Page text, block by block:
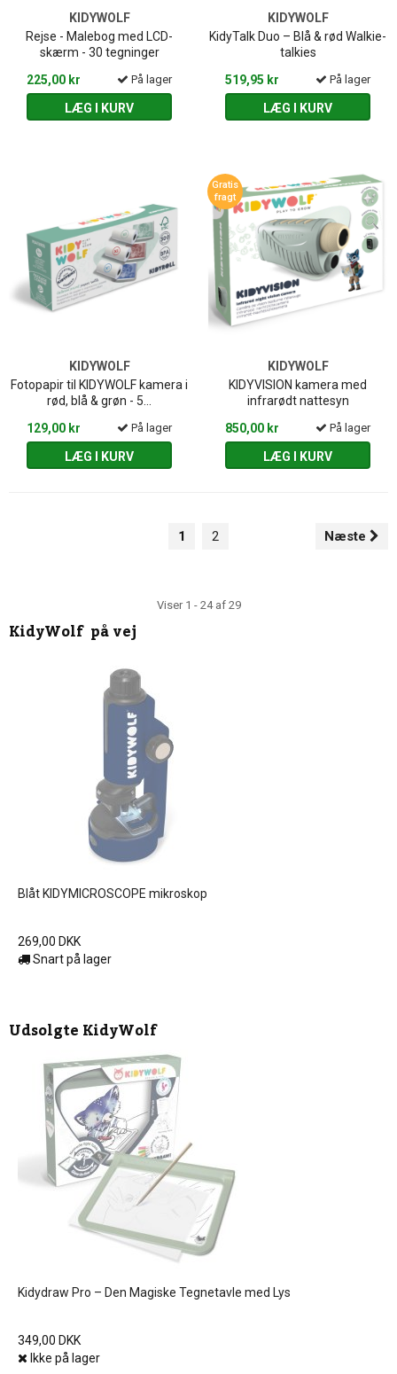
KIDYWOLF
Rejse - Malebog med LCD-
skærm - 30 tegninger
225,00 kr
På lager
LÆG I KURV
KIDYWOLF
KidyTalk Duo – Blå & rød Walkie-
talkies
519,95 kr
På lager
LÆG I KURV
KIDYWOLF
Fotopapir til KIDYWOLF kamera i
rød, blå & grøn - 5...
129,00 kr
På lager
LÆG I KURV
Gratis
fragt
KIDYWOLF
KIDYVISION kamera med
infrarødt nattesyn
850,00 kr
På lager
LÆG I KURV
1 2 Næste
Viser 1 - 24 af 29
KidyWolf på vej
Blåt KIDYMICROSCOPE mikroskop
269,00 DKK
Snart på lager
UdsolgteKidyWolf
Kidydraw Pro – Den Magiske Tegnetavle med Lys
349,00 DKK
Ikke på lager